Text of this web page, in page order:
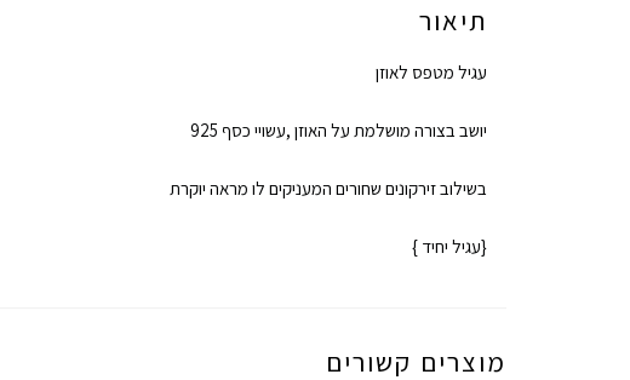
תיאור
עגיל מטפס לאוזן
יושב בצורה מושלמת על האוזן ,עשויי כסף 925
בשילוב זירקונים שחורים המעניקים לו מראה יוקרת
{עגיל יחיד }
מוצרים קשורים